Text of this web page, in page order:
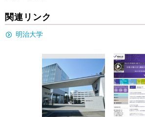
関連リンク
明治大学